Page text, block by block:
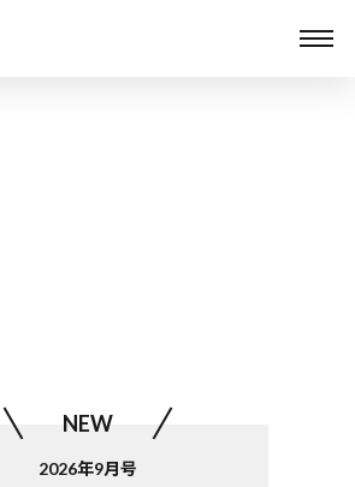
NEW
2026年9月号